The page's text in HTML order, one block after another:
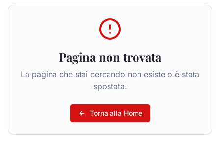
Pagina non trovata
La pagina che stai cercando non esiste o è stata
spostata.
Torna alla Home